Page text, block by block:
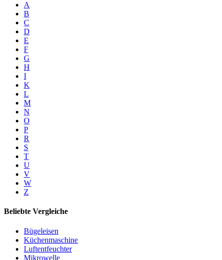
A
B
C
D
E
F
G
H
I
K
L
M
N
O
P
R
S
T
U
V
W
Z
Beliebte Vergleiche
Bügeleisen
Küchenmaschine
Luftentfeuchter
Mikrowelle